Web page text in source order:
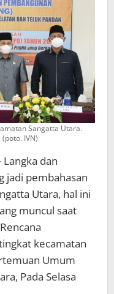
Sangatta Utara.
IVN)
Langka dan
jadi pembahasan
Utara, hal ini
muncul saat
kecamatan
Umum
Pada Selasa